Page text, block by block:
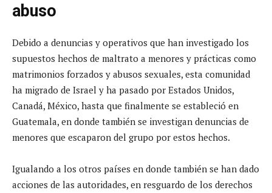
abuso
Debido a denuncias y operativos que han investigado los
supuestos hechos de maltrato a menores y prácticas como
matrimonios forzados y abusos sexuales, esta comunidad
ha migrado de Israel y ha pasado por Estados Unidos,
Canadá, México, hasta que finalmente se estableció en
Guatemala, en donde también se investigan denuncias de
menores que escaparon del grupo por estos hechos.
Igualando a los otros países en donde también se han dado
acciones de las autoridades, en resguardo de los derechos